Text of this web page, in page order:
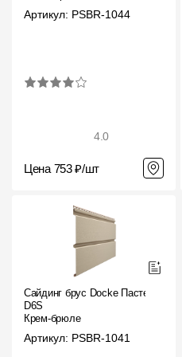
Фасадные панели
Мягкая кровля
Ламинированная черепица
Комплектующие к кровле
Водостоки
Артикул: PSBR-1044
4.0
Цена 753 ₽/шт
Сайдинг брус Docke Пастель
D6S
Крем-брюле
Артикул: PSBR-1041